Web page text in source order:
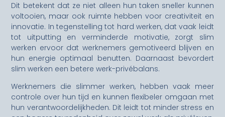
Dit betekent dat ze niet alleen hun taken sneller kunnen
voltooien, maar ook ruimte hebben voor creativiteit en
innovatie. In tegenstelling tot hard werken, dat vaak leidt
tot uitputting en verminderde motivatie, zorgt slim
werken ervoor dat werknemers gemotiveerd blijven en
hun energie optimaal benutten. Daarnaast bevordert
slim werken een betere werk-privébalans.
Werknemers die slimmer werken, hebben vaak meer
controle over hun tijd en kunnen flexibeler omgaan met
hun verantwoordelijkheden. Dit leidt tot minder stress en